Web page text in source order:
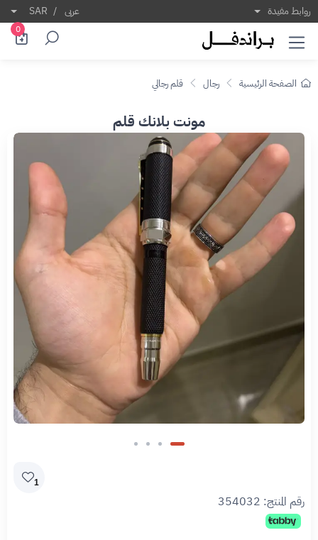
روابط مفيدة عربى /
SAR
0
الصفحة الرئيسية رجال قلم رجالي
مونت بلانك قلم
1
رقم المنتج: 354032